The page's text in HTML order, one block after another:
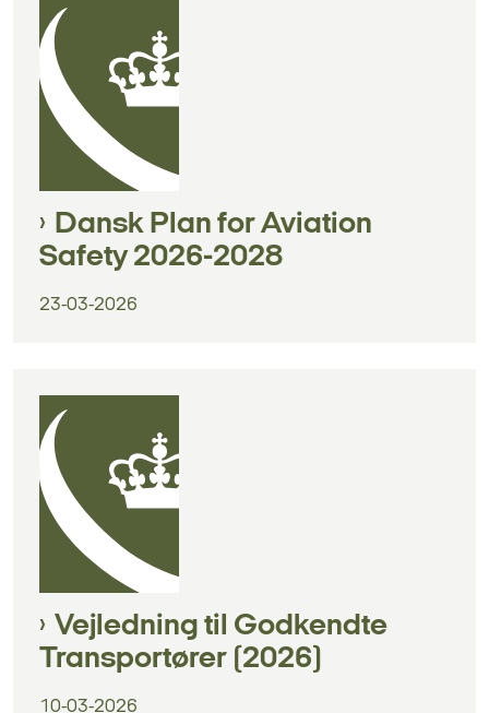
Dansk Plan for Aviation
Safety 2026-2028
23-03-2026
Vejledning til Godkendte
Transportører (2026)
10-03-2026